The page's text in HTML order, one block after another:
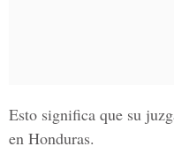
Esto significa que su
en Honduras.